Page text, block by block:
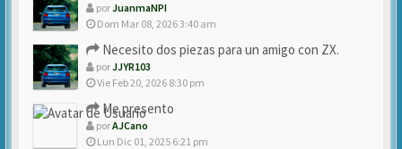
porJuanmaNPI
Dom Mar 08, 2026 3:40 am
Necesito dos piezas para un amigo con ZX.
porJJYR103
Vie Feb 20, 2026 8:30 pm
Me presento
porAJCano
Lun Dic 01, 2025 6:21 pm